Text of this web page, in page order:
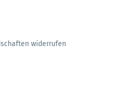
widerrufen